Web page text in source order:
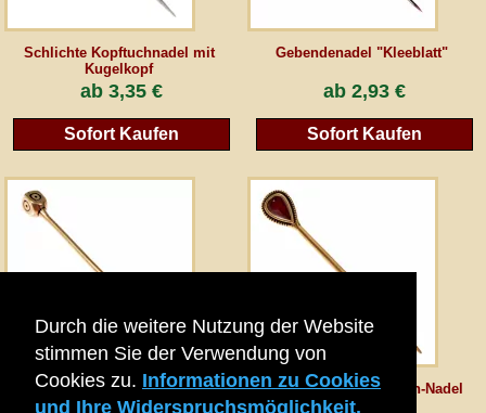
Durch die weitere Nutzung der Website
stimmen Sie der Verwendung von
Cookies zu. Informationen zu Cookies
und Ihre Widerspruchsmöglichkeit.
Schlichte Kopftuchnadel mit
Kugelkopf
ab 3,35 €
Sofort Kaufen
Gebendenadel "Kleeblatt"
ab 2,93 €
Sofort Kaufen
Mittelalter-Kopftuchnadel
"Polyeder"
Replik der Trumpington-Nadel
Gästebuch
Newsletter
Vertrag wiederrufen
*Alle Preise inkl. MwSt., inkl. Verpackungskosten, zggl. Versandkosten und zzgl.
eventueller Zölle (bei Nicht-EU-Ländern). Durchgestrichene Preise entsprechen dem
Zur klassischen Website